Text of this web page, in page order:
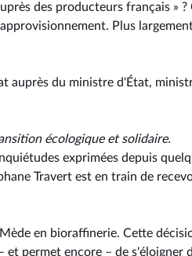
des producteurs français » ?
Plus
auprès du ministre d'État,
écologique et solidaire.
exprimées depuis
Travert est en train de
en bioraffinerie. Cette
permet encore – de s'éloigner